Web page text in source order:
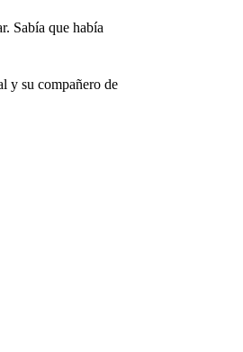
Sabía que había
y su compañero de